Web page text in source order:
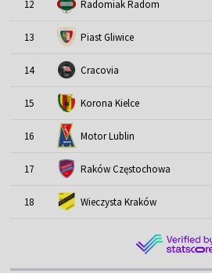
12 Radomiak Radom
13 Piast Gliwice
14 Cracovia
15 Korona Kielce
16 Motor Lublin
17 Raków Częstochowa
18 Wieczysta Kraków